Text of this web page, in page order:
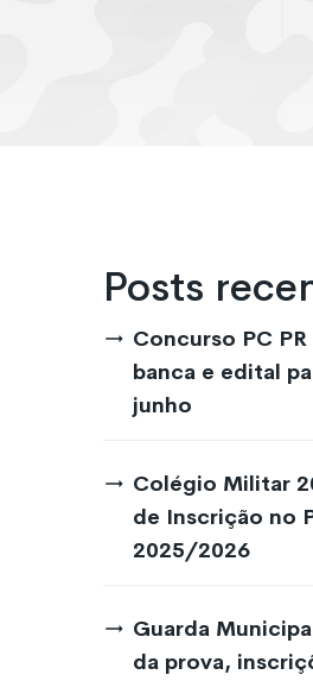
Posts
Concurso PC
banca e edital
junho
Colégio Militar
de Inscrição no
2025/2026
Guarda
da prova,